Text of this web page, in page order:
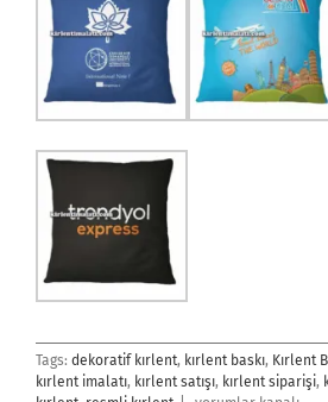
Tags: dekoratif kırlent, kırlent baskı, Kırlent
kırlent imalatı, kırlent satışı, kırlent siparişi,